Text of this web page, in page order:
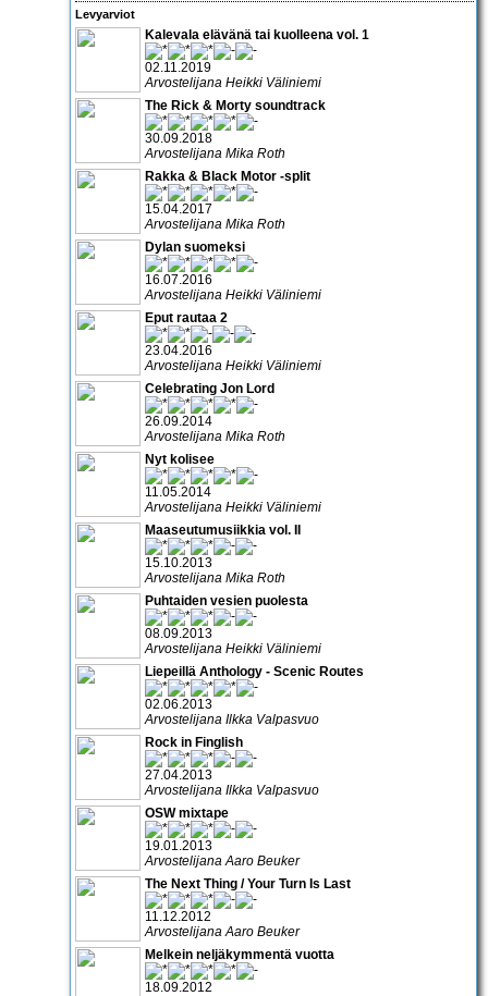
Levyarviot
Kalevala elävänä tai kuolleena vol. 1
02.11.2019
Arvostelijana Heikki Väliniemi
The Rick & Morty soundtrack
30.09.2018
Arvostelijana Mika Roth
Rakka & Black Motor -split
15.04.2017
Arvostelijana Mika Roth
Dylan suomeksi
16.07.2016
Arvostelijana Heikki Väliniemi
Eput rautaa 2
23.04.2016
Arvostelijana Heikki Väliniemi
Celebrating Jon Lord
26.09.2014
Arvostelijana Mika Roth
Nyt kolisee
11.05.2014
Arvostelijana Heikki Väliniemi
Maaseutumusiikkia vol. II
15.10.2013
Arvostelijana Mika Roth
Puhtaiden vesien puolesta
08.09.2013
Arvostelijana Heikki Väliniemi
Liepeillä Anthology - Scenic Routes
02.06.2013
Arvostelijana Ilkka Valpasvuo
Rock in Finglish
27.04.2013
Arvostelijana Ilkka Valpasvuo
OSW mixtape
19.01.2013
Arvostelijana Aaro Beuker
The Next Thing / Your Turn Is Last
11.12.2012
Arvostelijana Aaro Beuker
Melkein neljäkymmentä vuotta
18.09.2012